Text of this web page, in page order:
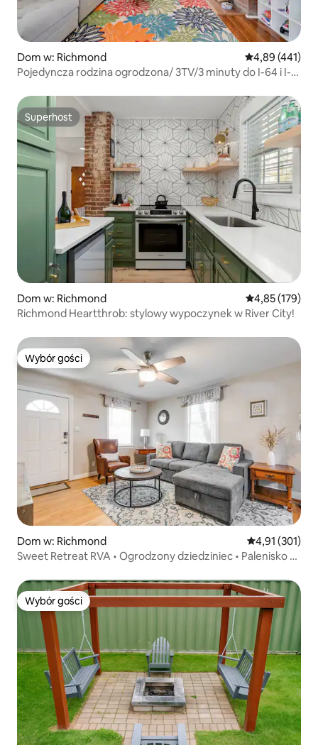
Dom w: Richmond Średnia
4,89 (441)
Pojedyncza rodzina️ ogrodzona/ 3TV/3 minuty do I-64 i I-
Superhost
Superhost
Dom w: Richmond Średnia
4,85 (179)
Richmond Heartthrob: stylowy wypoczynek w River City!
Wybór gości
Wybór gości
Dom w: Richmond Średnia
4,91 (301)
Sweet Retreat RVA • Ogrodzony dziedziniec • Palenisko •
Wybór gości
Wybór gości